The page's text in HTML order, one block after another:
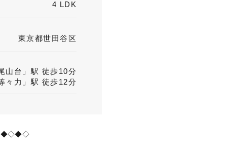
4 LDK
東京都世田谷区
山台」駅 徒歩10分
々力」駅 徒歩12分